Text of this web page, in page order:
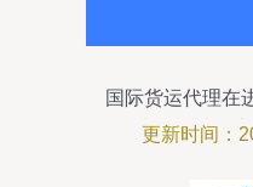
国际货运代理在
践——以一小
更新时间：